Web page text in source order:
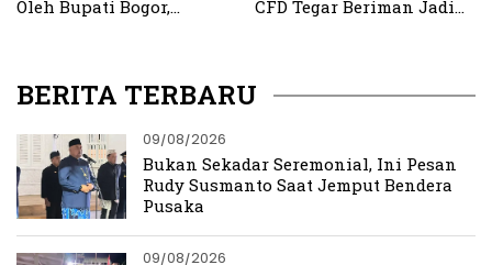
Oleh Bupati Bogor,
CFD Tegar Beriman Jadi
BERITA TERBARU
09/08/2026
Bukan Sekadar Seremonial, Ini Pesan
Rudy Susmanto Saat Jemput Bendera
Pusaka
09/08/2026